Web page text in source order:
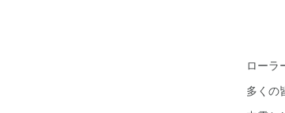
ローラ
多くの